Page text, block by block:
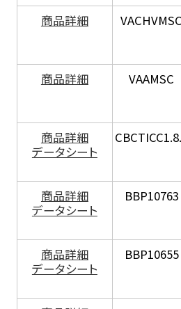
商品詳細
VACHVMSC
商品詳細
VAAMSC
商品詳細
データシート
商品詳細
データシート
BBP10763
商品詳細
データシート
BBP10655